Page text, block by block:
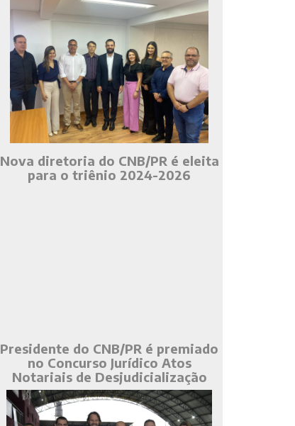
Nova diretoria do CNB/PR é eleita
para o triênio 2024-2026
Presidente do CNB/PR é premiado
no Concurso Jurídico Atos
Notariais de Desjudicialização